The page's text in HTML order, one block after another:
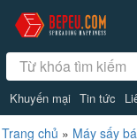
Khuyến mại Tin tức
Trang chủ » Máy sấy